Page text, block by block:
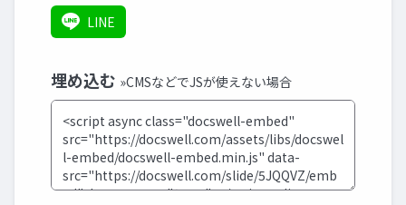
LINE
埋め込む »CMSなどでJSが使えない場合